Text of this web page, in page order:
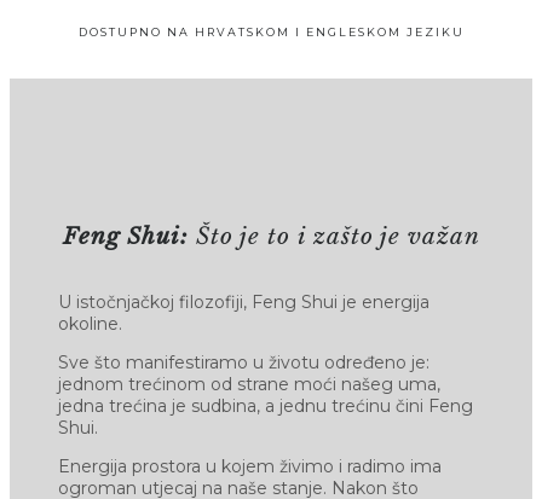
DOSTUPNO NA HRVATSKOM I ENGLESKOM JEZIKU
Feng Shui: Što je to i zašto je važan
U istočnjačkoj filozofiji, Feng Shui je energija
okoline.
Sve što manifestiramo u životu određeno je:
jednom trećinom od strane moći našeg uma,
jedna trećina je sudbina, a jednu trećinu čini Feng
Shui.
Energija prostora u kojem živimo i radimo ima
ogroman utjecaj na naše stanje. Nakon što